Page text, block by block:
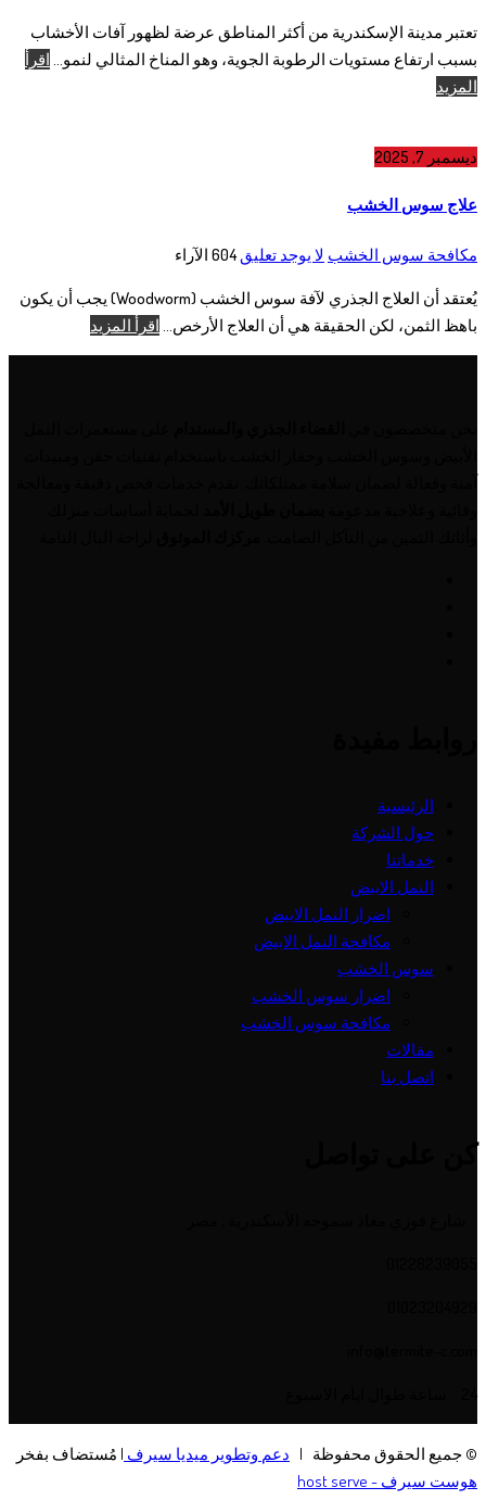
تعتبر مدينة الإسكندرية من أكثر المناطق عرضة لظهور آفات الأخشاب
بسبب ارتفاع مستويات الرطوبة الجوية، وهو المناخ المثالي لنمو...اقرأ
المزيد
ديسمبر 7, 2025
علاج سوس الخشب
مكافحة سوس الخشبلا يوجد تعليق 604الآراء
يُعتقد أن العلاج الجذري لآفة سوس الخشب (Woodworm) يجب أن يكون
باهظ الثمن، لكن الحقيقة هي أن العلاج الأرخص...
اقرأ المزيد
آمنة وفعالة لضمان سلامة ممتلكاتك. نقدم خدمات فحص دقيقة ومعالجة
الرئيسية
حول الشركة
خدماتنا
النمل الابيض
اضرار النمل الابيض
مكافحة النمل الابيض
سوس الخشب
اضرار سوس الخشب
مكافحة سوس الخشب
مقالات
اتصل بنا
كن على تواصل
24 ساعة طوال ايام الاسبوع
© جميع الحقوق محفوظة | دعم وتطوير ميديا سيرف | مُستضاف بفخر
هوست سيرف - host serve